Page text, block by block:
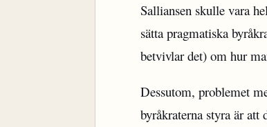
Salliansen skulle vara
sätta pragmatiska
betvivlar det) om hur
Dessutom, problemet
byråkraterna styra är